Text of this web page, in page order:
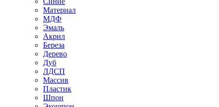
Материал
МДФ
Эмаль
Акрил
Береза
Дерево
Дуб
ЛДСП
Массив
Пластик
Шпон